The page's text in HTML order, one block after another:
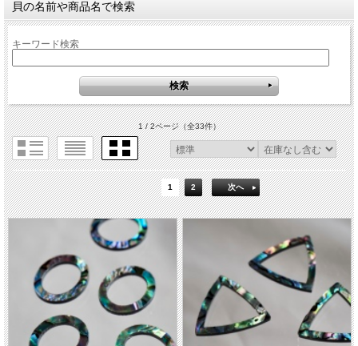
貝の名前や商品名で検索
キーワード検索
1 / 2ページ（全33件）
1 2 次へ